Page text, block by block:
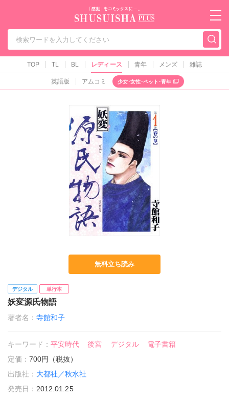
秋水社PLUS（テ
TOP TL BL レディース 青年 メンズ 雑誌
英語版 アムコミ 少女･女性･ペット･青年
無料立ち読み
デジタル 単行本
妖変源氏物語
著者名：寺館和子
キーワード：平安時代 後宮 デジタル
電子書籍
定価：700円（税抜）
出版社： 大都社／秋水社
発売日： 2012.01.25